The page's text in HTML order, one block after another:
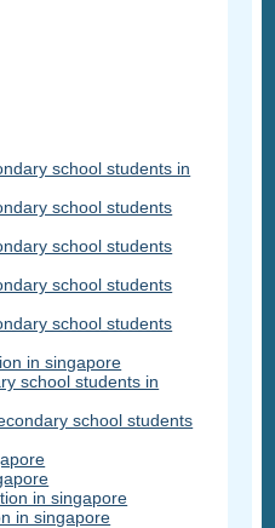
school students in
school students
school students
school students
school students
in singapore
school students in
school students
in singapore
in singapore